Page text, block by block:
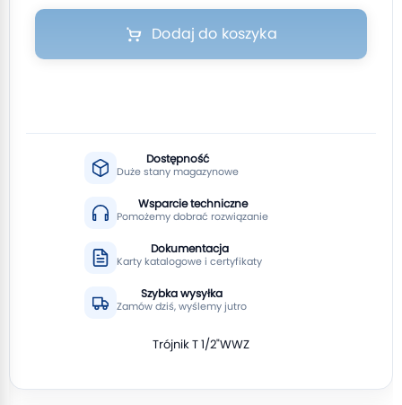
Dodaj do koszyka
Dostępność
Duże stany magazynowe
Wsparcie techniczne
Pomożemy dobrać rozwiązanie
Dokumentacja
Karty katalogowe i certyfikaty
Szybka wysyłka
Zamów dziś, wyślemy jutro
Trójnik T 1/2"WWZ